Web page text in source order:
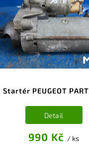
Startér PEUGEOT
990 Kč / ks
Detail